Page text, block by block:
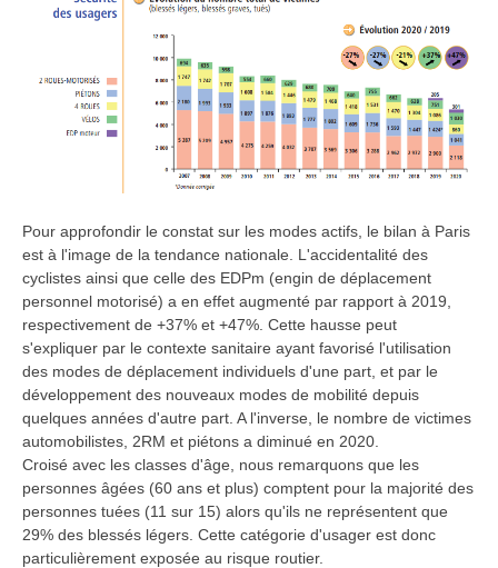
Pour approfondir le constat sur les modes actifs, le bilan à Paris
est à l'image de la tendance nationale. L'accidentalité des
cyclistes ainsi que celle des EDPm (engin de déplacement
personnel motorisé) a en effet augmenté par rapport à 2019,
respectivement de +37% et +47%. Cette hausse peut
s'expliquer par le contexte sanitaire ayant favorisé l'utilisation
des modes de déplacement individuels d'une part, et par le
développement des nouveaux modes de mobilité depuis
quelques années d'autre part. A l'inverse, le nombre de victimes
automobilistes, 2RM et piétons a diminué en 2020.
Croisé avec les classes d'âge, nous remarquons que les
personnes âgées (60 ans et plus) comptent pour la majorité des
personnes tuées (11 sur 15) alors qu'ils ne représentent que
29% des blessés légers. Cette catégorie d'usager est donc
particulièrement exposée au risque routier.